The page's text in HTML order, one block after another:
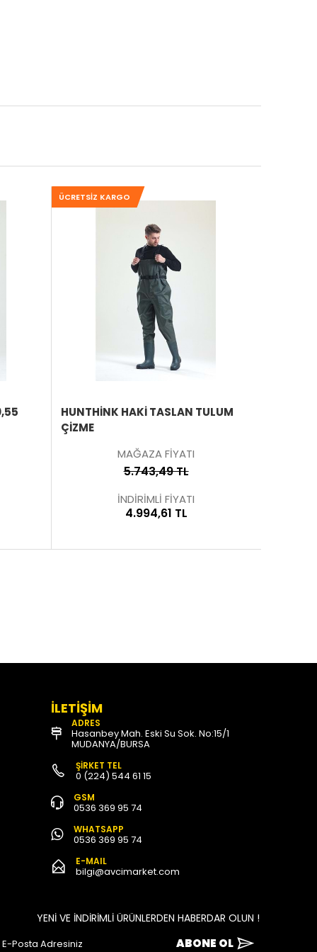
ÜCRETSIZ KARGO
HUNTHINK HAKI TASLAN TULUM
ÇIZME
MAĞAZA FİYATI
5.743,49 TL
İNDİRİMLİ FİYATI
4.994,61 TL
İLETİŞİM
ADRES
Hasanbey Mah. Eski Su Sok. No:15/1
MUDANYA/BURSA
ŞİRKET TEL
0 (224) 544 61 15
GSM
0536 369 95 74
WHATSAPP
0536 369 95 74
E-MAIL
bilgi@avcimarket.com
YENİ VE İNDİRİMLİ ÜRÜNLERDEN HABERDAR OLUN !
ABONE OL